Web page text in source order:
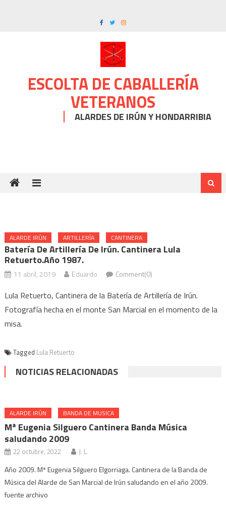
ESCOLTA DE CABALLERÍA
VETERANOS
ALARDES DE IRÚN Y HONDARRIBIA
ALARDE IRÚN ARTILLERÍA CANTINERA
Batería De Artillería De Irún. Cantinera Lula
Retuerto.Año 1987.
11 abril, 2019 Eduardo Comment(0)
Lula Retuerto, Cantinera de la Batería de Artillería de Irún.
Fotografía hecha en el monte San Marcial en el momento de la
misa.
Tagged Lula Retuerto
NOTICIAS RELACIONADAS
ALARDE IRÚN BANDA DE MUSICA
Mª Eugenia Silguero Cantinera Banda Música
saludando 2009
22 octubre, 2022 J. L.
Año 2009. Mª Eugenia Silguero Elgorriaga. Cantinera de la Banda de
Música del Alarde de San Marcial de Irún saludando en el año 2009.
fuente archivo